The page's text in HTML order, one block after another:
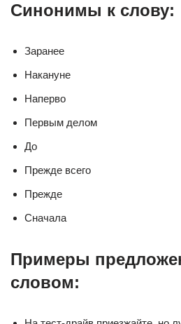
Синонимы к слову:
Заранее
Накануне
Наперво
Первым делом
До
Прежде всего
Прежде
Сначала
Примеры
словом: